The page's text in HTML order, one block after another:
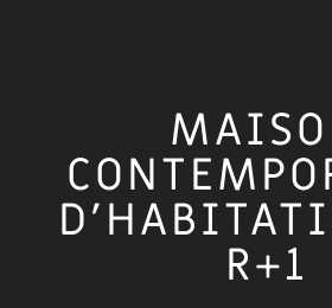
R+1